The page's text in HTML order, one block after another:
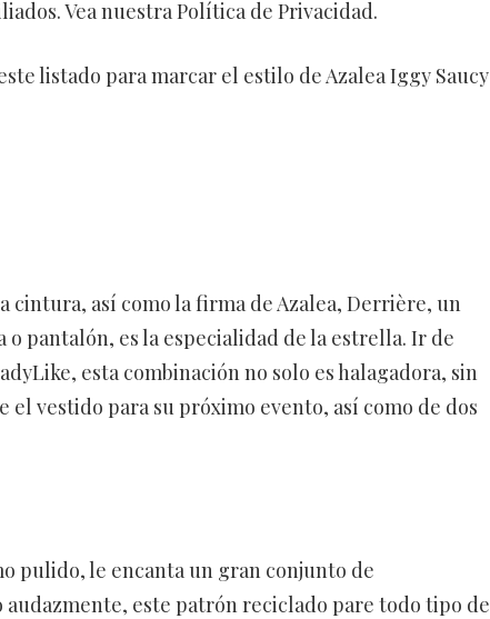
Vea nuestra Política de Privacidad.
listado para marcar el estilo de Azalea Iggy Saucy
cintura, así como la firma de Azalea, Derrière, un
pantalón, es la especialidad de la estrella. Ir de
esta combinación no solo es halagadora, sin
vestido para su próximo evento, así como de dos
pulido, le encanta un gran conjunto de
este patrón reciclado pare todo tipo de